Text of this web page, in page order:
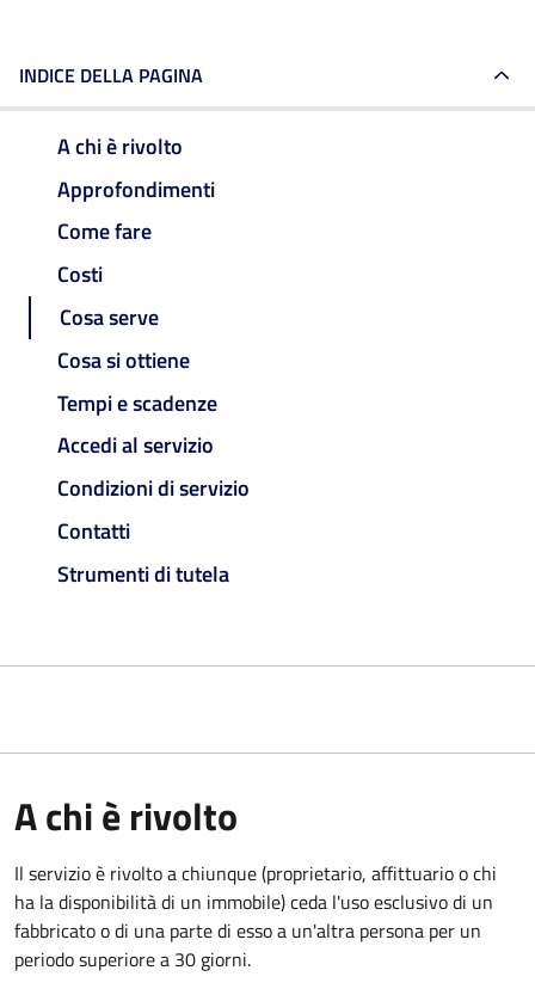
INDICE DELLA PAGINA
A chi è rivolto
Approfondimenti
Come fare
Costi
Cosa serve
Cosa si ottiene
Tempi e scadenze
Accedi al servizio
Condizioni di servizio
Contatti
Strumenti di tutela
A chi è rivolto
Il servizio è rivolto a chiunque (proprietario, affittuario o chi
ha la disponibilità di un immobile) ceda l'uso esclusivo di un
fabbricato o di una parte di esso a un'altra persona per un
periodo superiore a 30 giorni.